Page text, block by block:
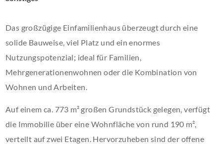
Das großzügige Einfamilienhaus überzeugt durch eine
solide Bauweise, viel Platz und ein enormes
Nutzungspotenzial; ideal für Familien,
Mehrgenerationenwohnen oder die Kombination von
Wohnen und Arbeiten.
Auf einem ca. 773 m² großen Grundstück gelegen, verfügt
die Immobilie über eine Wohnfläche von rund 190 m²,
verteilt auf zwei Etagen. Hervorzuheben sind der offene